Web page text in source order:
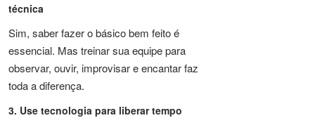
técnica
Sim, saber fazer o básico bem feito é
essencial. Mas treinar sua equipe para
observar, ouvir, improvisar e encantar faz
toda a diferença.
3. Use tecnologia para liberar tempo